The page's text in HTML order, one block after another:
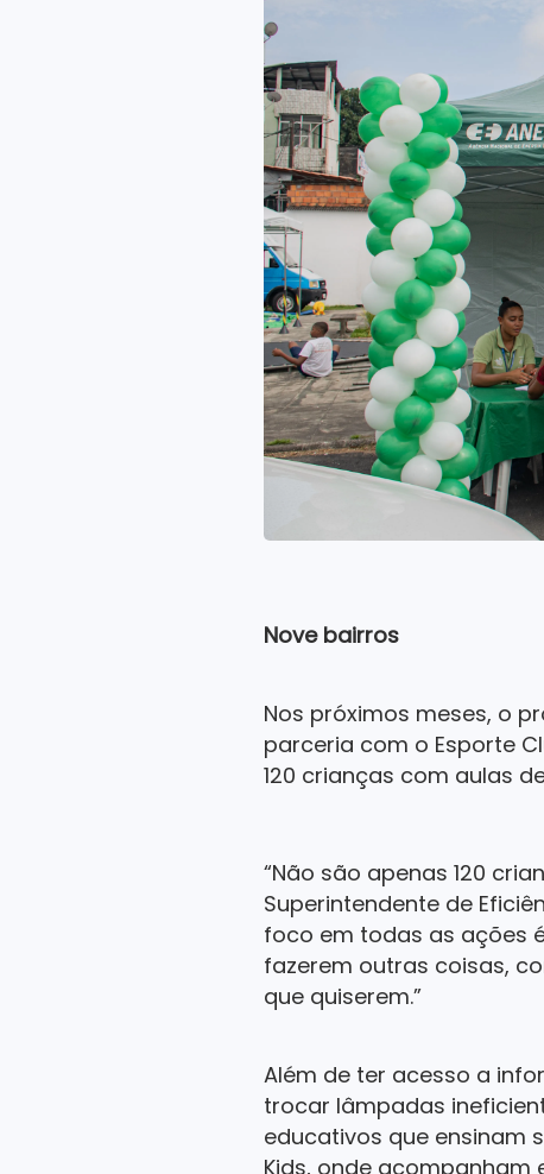
Nove bairros
Nos próximos meses, o
parceria com o Esporte
120 crianças com aulas
“Não são apenas 120
Superintendente de
foco em todas as ações
fazerem outras coisas,
que quiserem.”
Além de ter acesso a
trocar lâmpadas
educativos que ensinam
Kids, onde